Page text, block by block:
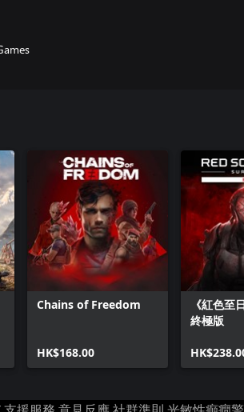
Chains of Freedom
HK$168.00
《紅色至
終極版